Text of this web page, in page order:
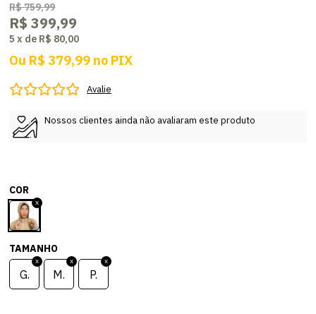
R$ 759,99
R$ 399,99
5 x de R$ 80,00
Ou R$ 379,99 no PIX
Avalie
Nossos clientes ainda não avaliaram este produto
COR
TAMANHO
G. M. P.